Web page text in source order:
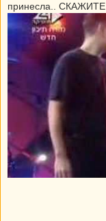
принесла..